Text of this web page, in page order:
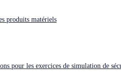
? Obtenez une aide immédiate.
produits matériels
pour les exercices de simulation de
votre réseau pendant ces fêtes
pour faire une pause bien